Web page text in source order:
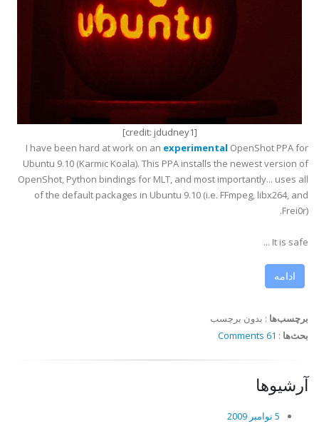
[credit:
jdudney1
]
I have been hard at work on an experimental OpenShot PPA for
Ubuntu 9.10 (Karmic Koala). This PPA installs the newest version of
OpenShot, Python bindings for MLT, and most importantly... uses all
of the default packages in Ubuntu 9.10 (i.e. FFmpeg, libx264, and
Frei0r).
It is safe ...
ادامه
برچسب‌ها : بدون برچسب
بحث‌ها :
61 Comments
آرشیوها
5 نوامبر 2009